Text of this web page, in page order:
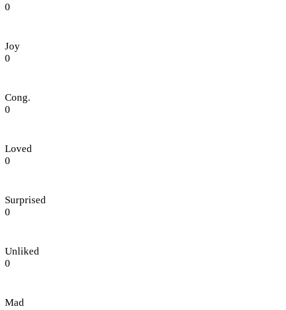
0
Joy
0
Cong.
0
Loved
0
Surprised
0
Unliked
0
Mad